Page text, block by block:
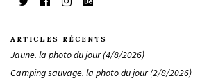
ARTICLES RÉCENTS
Jaune. la photo du jour (4/8/2026)
Camping sauvage. la photo du jour (2/8/2026)